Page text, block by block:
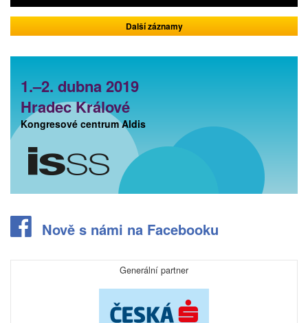
Další záznamy
1.–2. dubna 2019
Hradec Králové
Kongresové centrum Aldis
Nově s námi na Facebooku
Generální partner